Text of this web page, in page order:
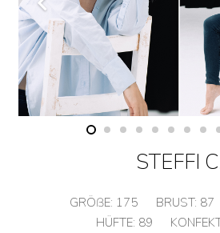
STEFFI
GRÖßE: 175 BRUST: 87
HÜFTE: 89